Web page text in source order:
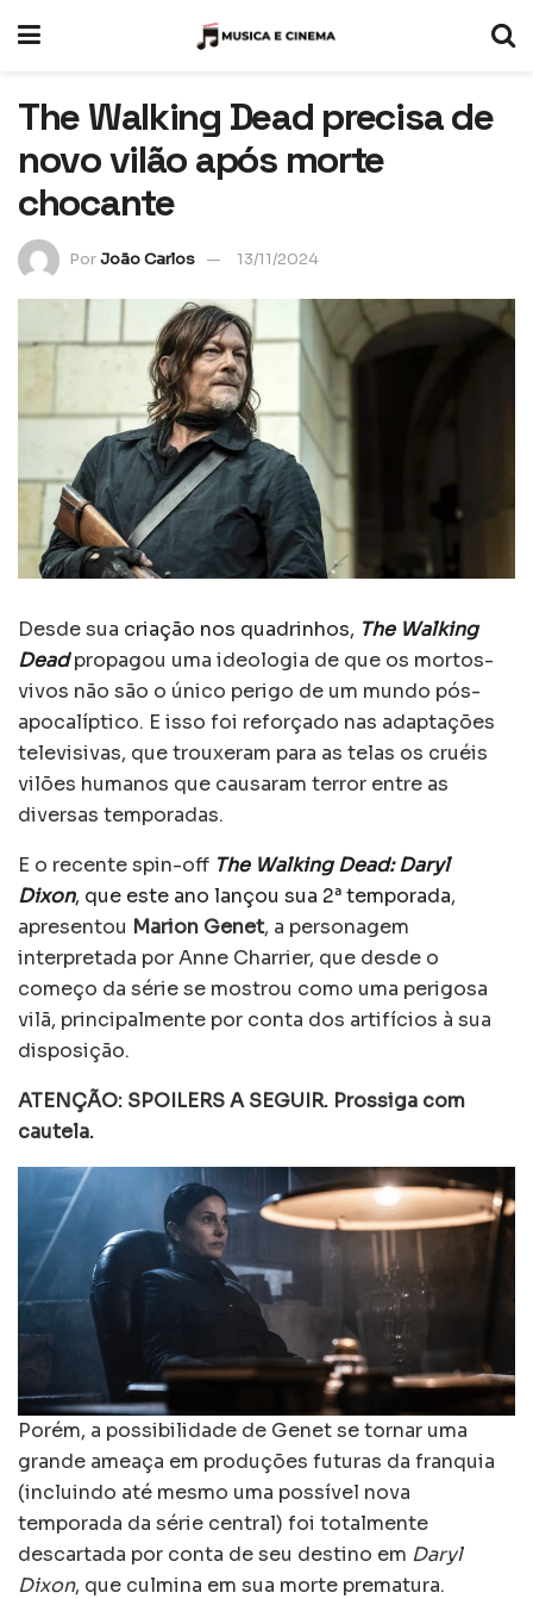
The Walking Dead precisa de
novo vilão após morte
chocante
PorJoão Carlos 13/11/2024
Desde sua criação nos quadrinhos, The Walking
Deadpropagou uma ideologia de que os mortos-
vivos não são o único perigo de um mundo pós-
apocalíptico. E isso foi reforçado nas adaptações
televisivas, que trouxeram para as telas os cruéis
vilões humanos que causaram terror entre as
diversas temporadas.
E o recente spin-off The Walking Dead: Daryl
Dixon, que este ano lançou sua 2ª temporada,
apresentou Marion Genet, a personagem
interpretada por Anne Charrier, que desde o
começo da série se mostrou como uma perigosa
vilã, principalmente por conta dos artifícios à sua
disposição.
ATENÇÃO: SPOILERS A SEGUIR. Prossiga com
cautela.
Porém, a possibilidade de Genet se tornar uma
grande ameaça em produções futuras da franquia
(incluindo até mesmo uma possível nova
temporada da série central) foi totalmente
descartada por conta de seu destino em Daryl
Dixon, que culmina em sua morte prematura.